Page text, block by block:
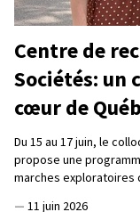
Centre de
Sociétés: un
cœur de
Du 15 au 17 juin, le
propose une
marches exploratoires
— 11 juin 2026